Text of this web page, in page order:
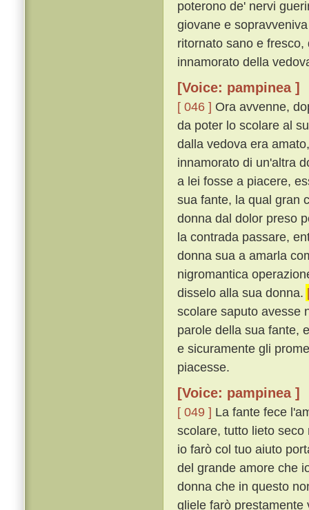
poterono de' nervi
giovane e
ritornato sano e
innamorato della
[Voice: pampinea ]
[ 046 ] Ora avvenne,
da poter lo scolare al
dalla vedova era
innamorato di un'altra
a lei fosse a piacere,
sua fante, la qual gran
donna dal dolor preso
la contrada passare,
donna sua a amarla
nigromantica
disselo alla sua donna.
scolare saputo avesse
parole della sua fante,
e sicuramente gli
piacesse.
[Voice: pampinea ]
[ 049 ] La fante fece
scolare, tutto lieto seco
io farò col tuo aiuto
del grande amore che
donna che in questo
gliele farò prestamente